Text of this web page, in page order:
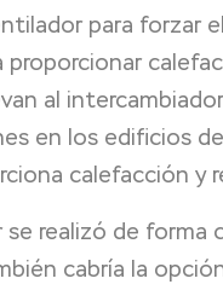
para forzar
al
en los edificios
calefacción y
realizó de forma
cabría la